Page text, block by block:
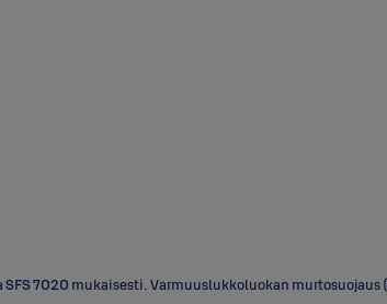
7020 mukaisesti. Varmuuslukkoluokan murtosuojaus